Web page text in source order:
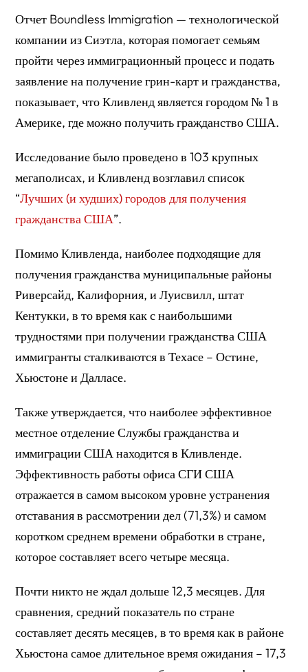
Отчет Boundless Immigration — технологической
компании из Сиэтла, которая помогает семьям
пройти через иммиграционный процесс и подать
заявление на получение грин-карт и гражданства,
показывает, что Кливленд является городом № 1 в
Америке, где можно получить гражданство США.
Исследование было проведено в 103 крупных
мегаполисах, и Кливленд возглавил список
“Лучших (и худших) городов для получения
гражданства США”.
Помимо Кливленда, наиболее подходящие для
получения гражданства муниципальные районы
Риверсайд, Калифорния, и Луисвилл, штат
Кентукки, в то время как с наибольшими
трудностями при получении гражданства США
иммигранты сталкиваются в Техасе – Остине,
Хьюстоне и Далласе.
Также утверждается, что наиболее эффективное
местное отделение Службы гражданства и
иммиграции США находится в Кливленде.
Эффективность работы офиса СГИ США
отражается в самом высоком уровне устранения
отставания в рассмотрении дел (71,3%) и самом
коротком среднем времени обработки в стране,
которое составляет всего четыре месяца.
Почти никто не ждал дольше 12,3 месяцев. Для
сравнения, средний показатель по стране
составляет десять месяцев, в то время как в районе
Хьюстона самое длительное время ожидания – 17,3